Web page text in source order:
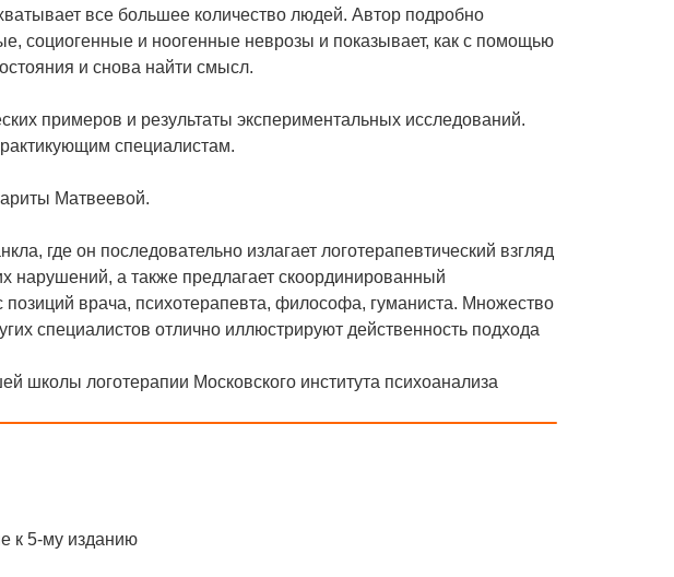
все большее количество людей. Автор подробно
социогенные и ноогенные неврозы и показывает, как с помощью
и снова найти смысл.
примеров и результаты экспериментальных исследований.
специалистам.
Матвеевой.
где он последовательно излагает логотерапевтический взгляд
нарушений, а также предлагает скоординированный
позиций врача, психотерапевта, философа, гуманиста. Множество
специалистов отлично иллюстрируют действенность подхода
школы логотерапии Московского института психоанализа
к 5-му изданию